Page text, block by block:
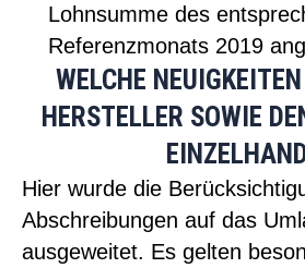
Lohnsumme des
Referenzmonats 2019
WELCHE
HERSTELLER SOWIE
Hier wurde die
Abschreibungen auf das
ausgeweitet. Es gelten